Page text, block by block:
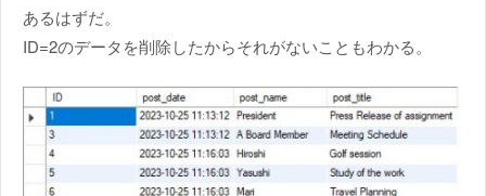
あるはずだ。
ID=2のデータを削除したからそれがないこともわかる。